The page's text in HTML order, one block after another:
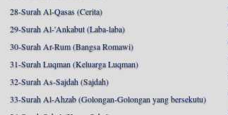
28-Surah Al-Qasas (Cerita)
29-Surah Al-'Ankabut (Laba-laba)
30-Surah Ar-Rum (Bangsa Romawi)
31-Surah Luqman (Keluarga Luqman)
32-Surah As-Sajdah (Sajdah)
33-Surah Al-Ahzab (Golongan-Golongan yang bersekutu)